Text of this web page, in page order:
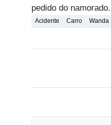
pedido do namorado.
Acidente Carro Wanda